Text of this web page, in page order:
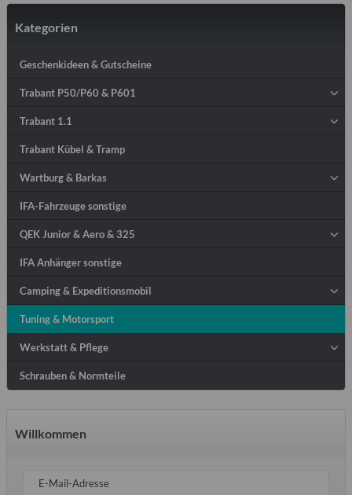
Kategorien
Geschenkideen & Gutscheine
Trabant P50/P60 & P601
Trabant 1.1
Trabant Kübel & Tramp
Wartburg & Barkas
IFA-Fahrzeuge sonstige
QEK Junior & Aero & 325
IFA Anhänger sonstige
Camping & Expeditionsmobil
Tuning & Motorsport
Werkstatt & Pflege
Schrauben & Normteile
Willkommen
E-Mail-Adresse